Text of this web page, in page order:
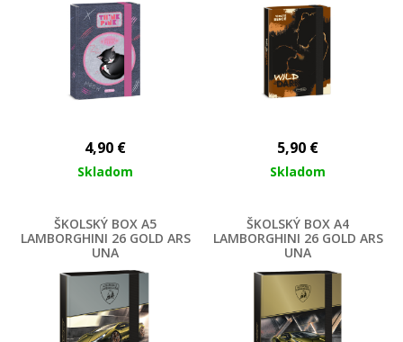
4,90 €
Skladom
5,90 €
Skladom
ŠKOLSKÝ BOX A5
LAMBORGHINI 26 GOLD ARS
UNA
ŠKOLSKÝ BOX A4
LAMBORGHINI 26 GOLD ARS
UNA